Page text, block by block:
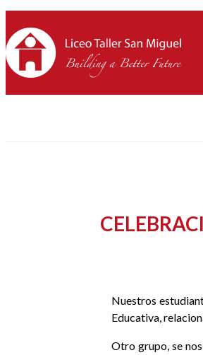
Nuestros
Educativa,
Otro grupo, se